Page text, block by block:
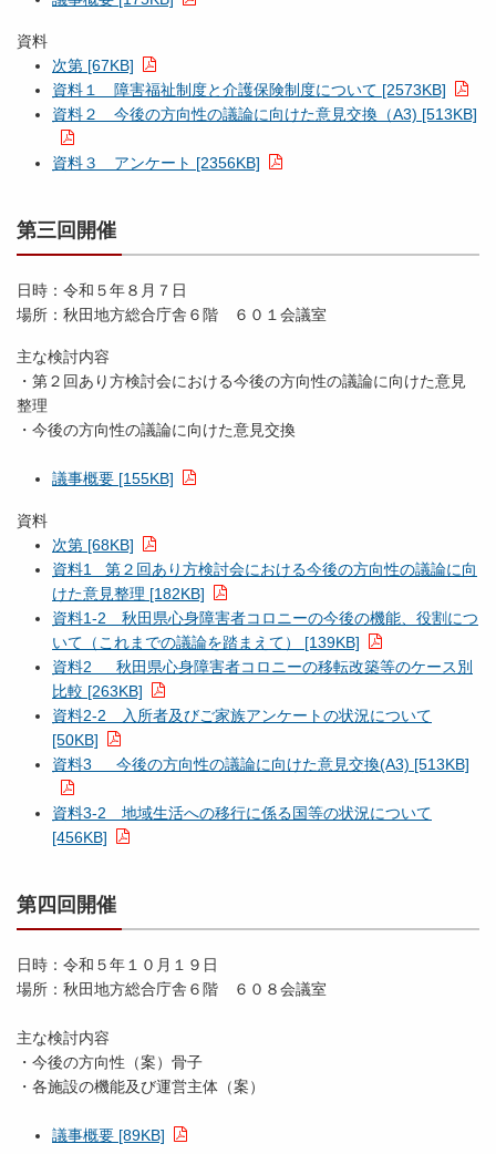
資料
次第 [67KB]
資料１ 障害福祉制度と介護保険制度について [2573KB]
資料２ 今後の方向性の議論に向けた意見交換（A3) [513KB]
資料３ アンケート [2356KB]
第三回開催
日時：令和５年８月７日
場所：秋田地方総合庁舎６階 ６０１会議室
主な検討内容
・第２回あり方検討会における今後の方向性の議論に向けた意見
整理
・今後の方向性の議論に向けた意見交換
議事概要 [155KB]
資料
次第 [68KB]
資料1 第２回あり方検討会における今後の方向性の議論に向
けた意見整理 [182KB]
資料1-2 秋田県心身障害者コロニーの今後の機能、役割につ
いて（これまでの議論を踏まえて） [139KB]
資料2 秋田県心身障害者コロニーの移転改築等のケース別
比較 [263KB]
資料2-2 入所者及びご家族アンケートの状況について
[50KB]
資料3 今後の方向性の議論に向けた意見交換(A3) [513KB]
資料3-2 地域生活への移行に係る国等の状況について
[456KB]
第四回開催
日時：令和５年１０月１９日
場所：秋田地方総合庁舎６階 ６０８会議室
主な検討内容
・今後の方向性（案）骨子
・各施設の機能及び運営主体（案）
議事概要 [89KB]